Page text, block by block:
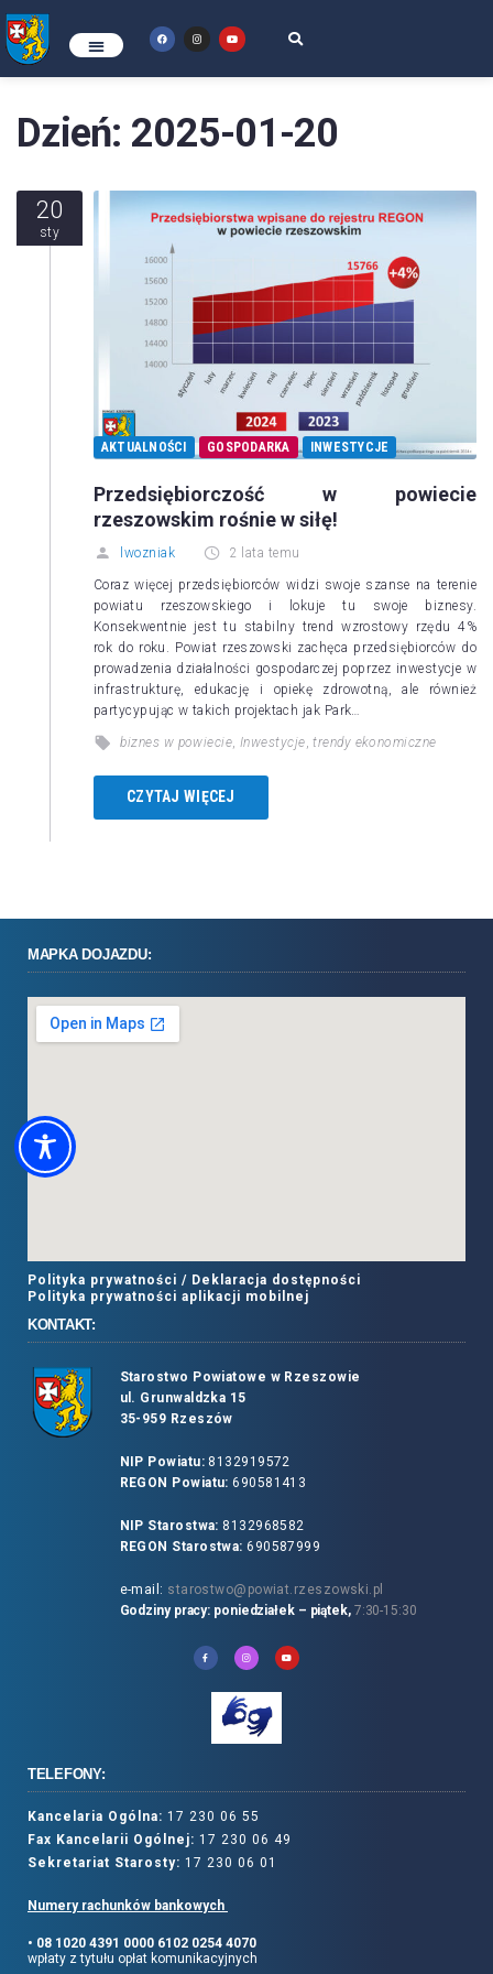
Dzień: 2025-01-20
20
sty
AKTUALNOŚCI GOSPODARKA INWESTYCJE
Przedsiębiorczość w powiecie
rzeszowskim rośnie w siłę!
lwozniak 2 lata temu
Coraz więcej przedsiębiorców widzi swoje szanse na terenie
powiatu rzeszowskiego i lokuje tu swoje biznesy.
Konsekwentnie jest tu stabilny trend wzrostowy rzędu 4%
rok do roku. Powiat rzeszowski zachęca przedsiębiorców do
prowadzenia działalności gospodarczej poprzez inwestycje w
infrastrukturę, edukację i opiekę zdrowotną, ale również
partycypując w takich projektach jak Park…
biznes w powiecie Inwestycje ,trendy ekonomiczne
CZYTAJ WIĘCEJ
MAPKA DOJAZDU:
Polityka prywatności / Deklaracja dostępności
Polityka prywatności aplikacji mobilnej
KONTAKT:
Starostwo Powiatowe w Rzeszowie
ul. Grunwaldzka 15
35-959 Rzeszów
NIP Powiatu:8132919572
REGON Powiatu: 690581413
NIP Starostwa: 8132968582
REGON Starostwa: 690587999
e-mail: starostwo@powiat.rzeszowski.pl
Godziny pracy: poniedziałek – piątek, 7:30-15:30
TELEFONY:
Kancelaria Ogólna: 17 230 06 55
Fax Kancelarii Ogólnej: 17 230 06 49
Sekretariat Starosty: 17 230 06 01
Numery rachunków bankowych
• 08 1020 4391 0000 6102 0254 4070
wpłaty z tytułu opłat komunikacyjnych